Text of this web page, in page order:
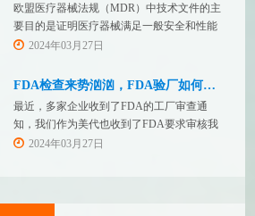
务，FDASUNGO全球合规业务版图再添新模
块。F
欧盟医疗器械法规（MDR）中技术文件的主
要目的是证明医疗器械满足一般安全和性能
要求。无论类别如何，所有医疗设备都必须
有关技术文件的要求。MDR技术文档结构：
2024年03月27日
FDA检查来势汹汹，FDA验厂如何应对？
最近，多家企业收到了FDA的工厂审查通
知，我们作为美代也收到了FDA要求审核我
们客户验厂的通知邮件。起因是2023年12
2024年03月27日